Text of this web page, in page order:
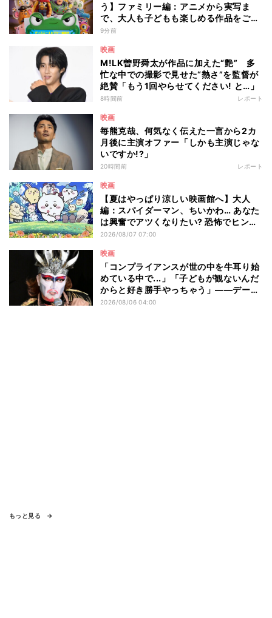
う】ファミリー編：アニメから実写ま
で、大人も子どもも楽しめる作品をご紹
介 - 編集部が注目する最新映画5選
9分前
映画
M!LK曽野舜太が作品に加えた“艶” 多
忙な中での撮影で見せた“熱さ”を監督が
絶賛「もう1回やらせてください! と…」
8時間前 レポート
映画
毎熊克哉、何気なく伝えた一言から2カ
月後に主演オファー「しかも主演じゃな
いですか!?」
20時間前 レポート
映画
【夏はやっぱり涼しい映画館へ】大人
編：スパイダーマン、ちいかわ… あなた
は興奮でアツくなりたい? 恐怖でヒンヤ
リしたい? - 編集部が注目する最新映画5
2026/08/07 07:00
映画
「コンプライアンスが世の中を牛耳り始
めている中で...」「子どもが観ないんだ
からと好き勝手やっちゃう」――デーモ
ン閣下が語る映画『レディ・オア・ノッ
2026/08/06 04:00
もっと見る